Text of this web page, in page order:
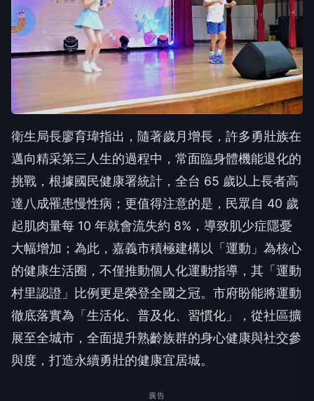
衛生局長廖育瑋指出，隨著歲月增長，許多勇壯族在
邁向精采第三人生的過程中，常面臨身體機能退化的
挑戰，根據國民健康署統計，全台 65 歲以上長者高
達八成罹患慢性病；更值得注意的是，民眾自 40 歲
起肌肉量每 10 年就會流失約 8%，導致肌少症隱憂
大幅增加；為此，嘉義市積極建構以「運動」為核心
的健康生活圈，不僅推動個人化運動指導，其「運動
村里認證」比例更是榮登全國之冠。市府盼能將運動
徹底落實為「生活化、普及化、習慣化」，從社區擴
展至全城市，全面提升熟齡族群的身心健康與社交參
與度，打造永續勇壯的健康宜居城。
廣告